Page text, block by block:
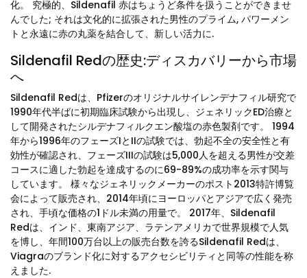
化。 究極的、Sildenafil 赤はちょうど条件を扱うことができませ
んでした; それは文化的に拡張された男性のプライム, パワーメン
トと永遠に赤の丸薬を結合して、新しい活力に.
Sildenafil Redの歴史:ディスカバリーから市場
へ
Sildenafil Redは、Pfizerのオリジナルサイレンデナフィル研究で
1990年代半ばに初期臨床試験から出現し、ジェネリックED治療と
して開発されたシルデナフィルクエン酸塩の赤色製剤です。 1994
年から1996年のフェーズIとIIの試験では、勃起不全の安全性と有
効性が確認され、フェーズIIIの試験は5,000人を超える男性が交差
コースに適した勃起を達成するのに69-89%の成功率を示す関与
しています。 様々なジェネリックメーカーのポスト2013特許博覧
会によって販売され、2014年頃にヨーロッパとアジアで広く発売
され、手頃な価格の1ドル未満の用量で。 2017年、Sildenafil
Redは、インド、東南アジア、ラテンアメリカで世界規模で人気
を博し、年間100万台以上の販売台数を誇るSildenafil Redは、
Viagraのブランド化に対するアクセシビリティと同等の性能を称
えました.